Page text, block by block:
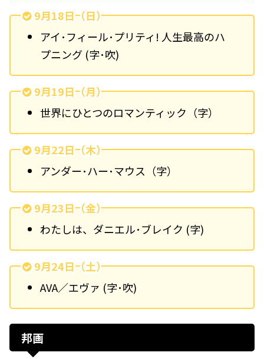
9月18日（日）
アイ･フィール･プリティ! 人生最高のハ
プニング (字･吹)
9月19日（月）
世界にひとつのロマンティック（字）
9月22日（木）
アンダー･ハー･マウス（字）
9月23日（金）
わたしは、ダニエル･ブレイク (字)
9月24日（土）
AVA／エヴァ (字･吹)
邦画